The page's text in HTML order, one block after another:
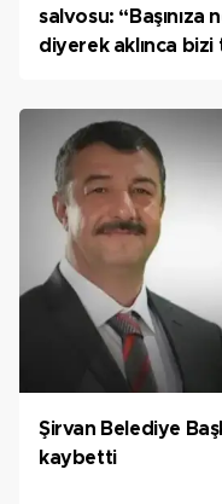
salvosu: “Başınıza
diyerek aklınca
Şirvan Belediye
kaybetti